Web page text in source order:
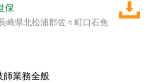
保
県北松浦郡佐々町口石免
師業務全般